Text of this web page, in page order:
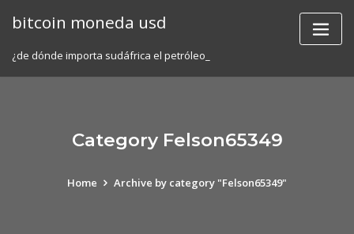
bitcoin moneda usd
¿de dónde importa sudáfrica el petróleo_
Category Felson65349
Home Archive by category "Felson65349"